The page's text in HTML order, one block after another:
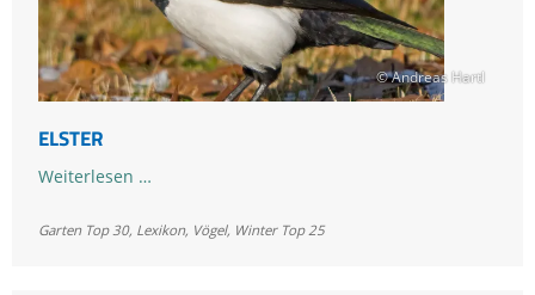
© Andreas Hartl
ELSTER
Weiterlesen …Elster
Garten Top 30, Lexikon, Vögel, Winter Top 25